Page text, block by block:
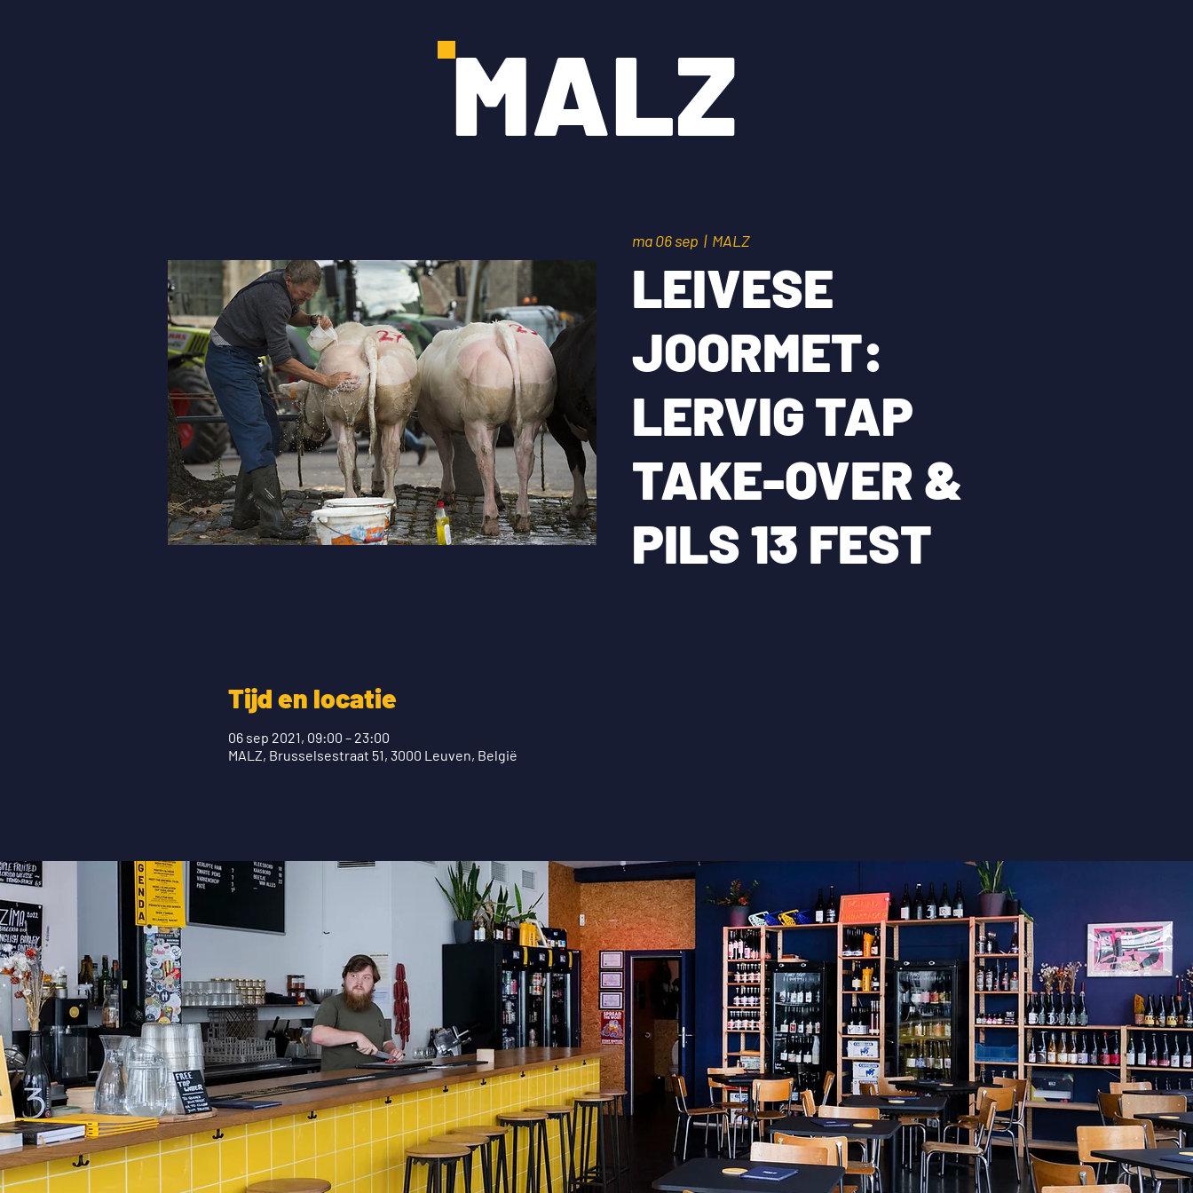
MALZ
ma 06 sep
  |
MALZ
LEIVESE
JOORMET:
LERVIG TAP
TAKE-OVER &
PILS 13 FEST
Tijd en locatie
06 sep 2021, 09:00 – 23:00
MALZ, Brusselsestraat 51, 3000 Leuven, België